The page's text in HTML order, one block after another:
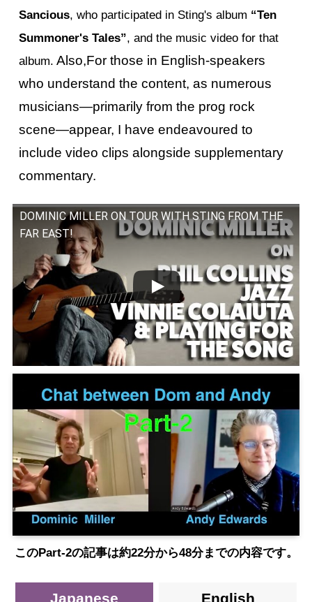
Sancious, who participated in Sting's album “Ten
Summoner's Tales”, and the music video for that
album. Also,For those in English-speakers
who understand the content, as numerous
musicians—primarily from the prog rock
scene—appear, I have endeavoured to
include video clips alongside supplementary
commentary.
DOMINIC MILLER ON TOUR WITH STING FROM THE
FAR EAST!
この動画を YouTube で視聴
このPart-2の記事は約22分から48分までの内容です。
Japanese English